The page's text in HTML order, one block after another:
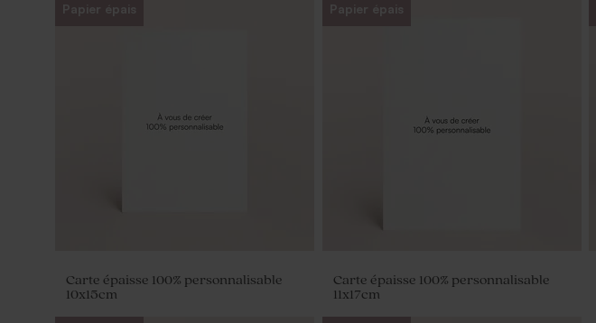
Papier épais
Carte épaisse 100% personnalisable
10x15cm
Papier épais
Carte épaisse 100% personnalisable
11x17cm